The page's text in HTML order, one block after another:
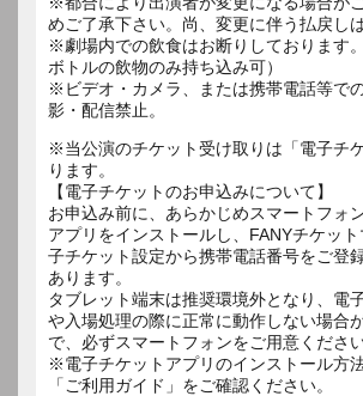
めご了承下さい。尚、変更に伴う払戻し
※劇場内での飲食はお断りしております
ボトルの飲物のみ持ち込み可）
※ビデオ・カメラ、または携帯電話等で
影・配信禁止。
※当公演のチケット受け取りは「電子チ
ります。
【電子チケットのお申込みについて】
お申込み前に、あらかじめスマートフォ
アプリをインストールし、FANYチケッ
子チケット設定から携帯電話番号をご登
あります。
タブレット端末は推奨環境外となり、電
や入場処理の際に正常に動作しない場合
で、必ずスマートフォンをご用意ください
※電子チケットアプリのインストール方
「ご利用ガイド」をご確認ください。